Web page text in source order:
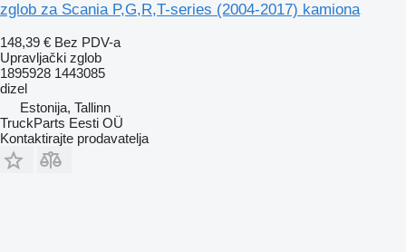
zglob za Scania P,G,R,T-series (2004-2017) kamiona
148,39 € Bez PDV-a
Upravljački zglob
1895928 1443085
dizel
Estonija, Tallinn
TruckParts Eesti OÜ
Kontaktirajte prodavatelja